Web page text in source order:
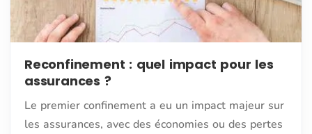
Reconfinement : quel impact pour les
assurances ?
Le premier confinement a eu un impact majeur sur
les assurances, avec des économies ou des pertes